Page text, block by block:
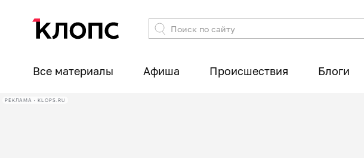
Все материалы Афиша Происшествия Блоги
РЕКЛАМА • KLOPS.RU